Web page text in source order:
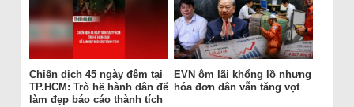
Chiến dịch 45 ngày đêm tại
TP.HCM: Trò hề hành dân để
làm đẹp báo cáo thành tích
EVN ôm lãi khổng lồ nhưng
hóa đơn dân vẫn tăng vọt